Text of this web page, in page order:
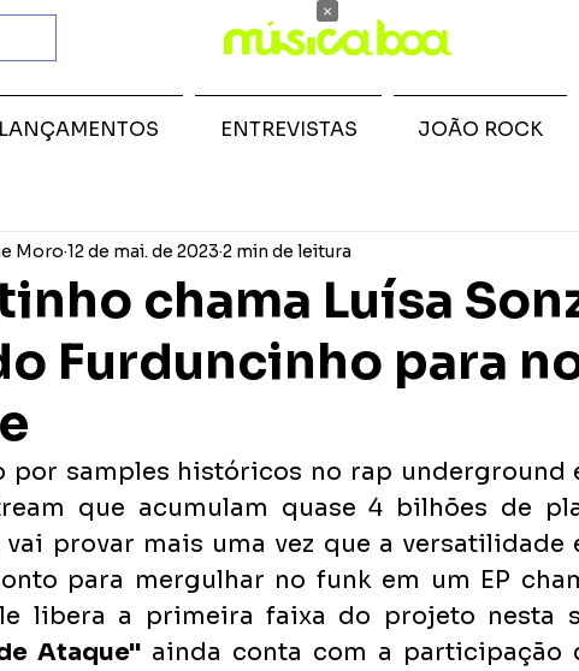
chama Luísa
Furduncinho para
Moro 12 de mai. de 2023 2 min de leitura
por samples históricos no rap underground
vai provar mais uma vez que a versatilidade
para mergulhar no funk em um EP
Ataque" ainda conta com a participação
LANÇAMENTOS ENTREVISTAS JOÃO ROCK
×